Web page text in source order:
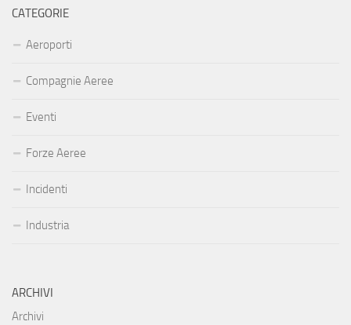
CATEGORIE
Aeroporti
Compagnie Aeree
Eventi
Forze Aeree
Incidenti
Industria
ARCHIVI
Archivi